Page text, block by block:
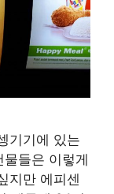
기기에 있는
들은 이렇게
지만 에피센